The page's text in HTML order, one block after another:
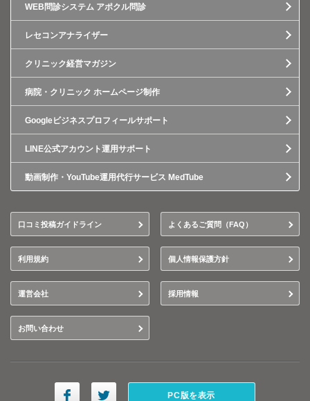
WEB問診システム アポクル問診
レセコンアナライザー
クリニック経営マガジン
病院・クリニック ホームページ制作
Googleビジネスプロフィールサポート
LINE公式アカウント運用サポート
動画制作・YouTube運用代行サービス MedTube
口コミ投稿ガイドライン よくあるご質問（FAQ）
利用規約 個人情報保護方針
運営会社 採用情報
お問い合わせ
PC版を表示